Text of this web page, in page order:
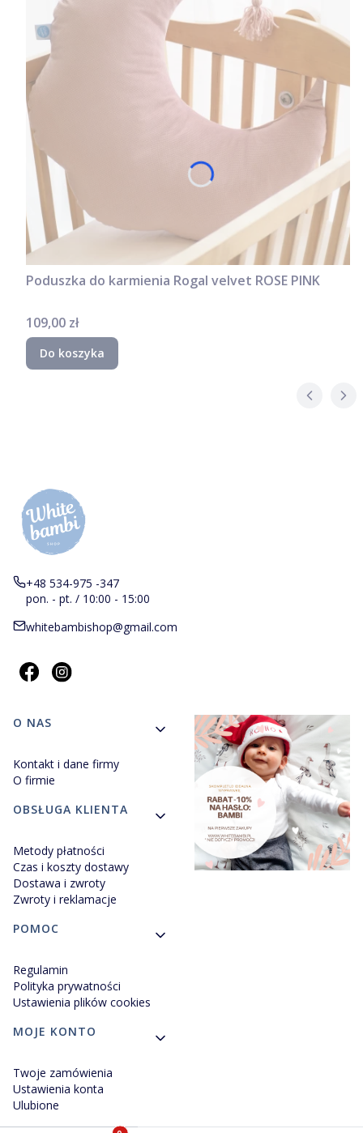
Poduszka do karmienia Rogal velvet ROSE PINK
Cena
109,00 zł
Do koszyka
+48 534-975 -347
pon. - pt. / 10:00 - 15:00
whitebambishop@gmail.com
Linki w stopce
O NAS
Kontakt i dane firmy
O firmie
OBSŁUGA KLIENTA
Metody płatności
Czas i koszty dostawy
Dostawa i zwroty
Zwroty i reklamacje
POMOC
Regulamin
Polityka prywatności
Ustawienia plików cookies
MOJE KONTO
Twoje zamówienia
Ustawienia konta
Ulubione